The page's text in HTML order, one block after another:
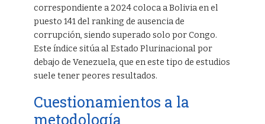
correspondiente a 2024 coloca a Bolivia en el
puesto 141 del ranking de ausencia de
corrupción, siendo superado solo por Congo.
Este índice sitúa al Estado Plurinacional por
debajo de Venezuela, que en este tipo de estudios
suele tener peores resultados.
Cuestionamientos a la
metodología